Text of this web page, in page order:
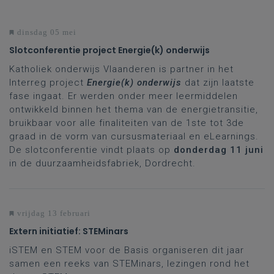
dinsdag 05 mei
Slotconferentie project Energie(k) onderwijs
Katholiek onderwijs Vlaanderen is partner in het
Interreg project Energie(k) onderwijs dat zijn laatste
fase ingaat. Er werden onder meer leermiddelen
ontwikkeld binnen het thema van de energietransitie,
bruikbaar voor alle finaliteiten van de 1ste tot 3de
graad in de vorm van cursusmateriaal en eLearnings.
De slotconferentie vindt plaats op donderdag 11 juni
in de duurzaamheidsfabriek, Dordrecht.
vrijdag 13 februari
Extern initiatief: STEMinars
iSTEM en STEM voor de Basis organiseren dit jaar
samen een reeks van STEMinars, lezingen rond het